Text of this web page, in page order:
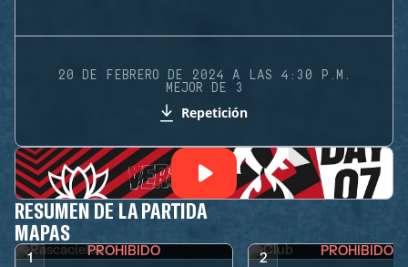
20 DE FEBRERO DE 2024 A LAS 4:30 P.M.
MEJOR DE 3
Repetición
RESUMEN DE LA PARTIDA
MAPAS
1 PROHIBIDO 2 PROHIBIDO